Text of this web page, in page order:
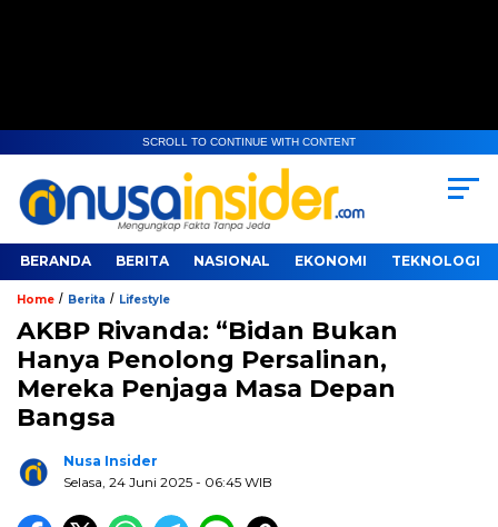
SCROLL TO CONTINUE WITH CONTENT
BERANDA BERITA NASIONAL EKONOMI TEKNOLOGI
Home / Berita / Lifestyle
AKBP Rivanda: “Bidan Bukan
Hanya Penolong Persalinan,
Mereka Penjaga Masa Depan
Bangsa
Nusa Insider
Selasa, 24 Juni 2025 - 06:45 WIB